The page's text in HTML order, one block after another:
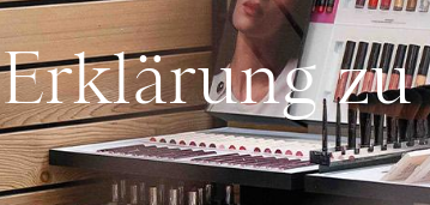
Erklärung